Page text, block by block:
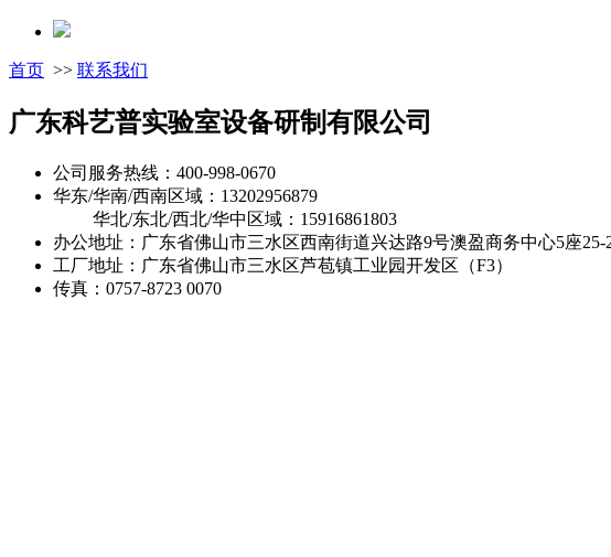
首页 >> 联系我们
广东科艺普实验室设备研制有限公司
公司服务热线：400-998-0670
华东/华南/西南区域：13202956879
华北/东北/西北/华中区域：15916861803
办公地址：广东省佛山市三水区西南街道兴达路9号澳盈商务中心5座25-
工厂地址：广东省佛山市三水区芦苞镇工业园开发区（F3）
传真：0757-8723 0070